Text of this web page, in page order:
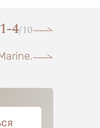
1-4/10